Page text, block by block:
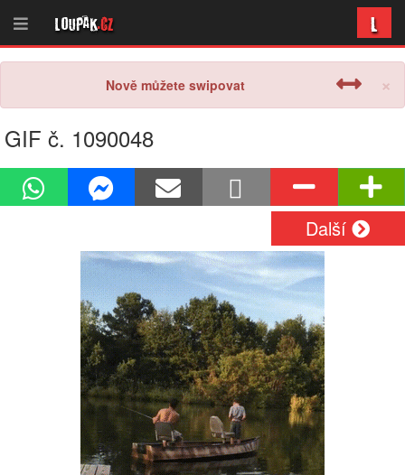
Loupak.cz L
×
Nově můžete swipovat
GIF č. 1090048
Další